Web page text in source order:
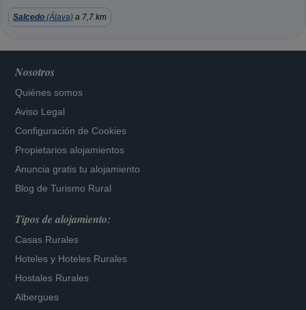
Salcedo (Álava) a 7,7 km
Nosotros
Quiénes somos
Aviso Legal
Configuración de Cookies
Propietarios alojamientos
Anuncia gratis tu alojamiento
Blog de Turismo Rural
Tipos de alojamiento:
Casas Rurales
Hoteles y Hoteles Rurales
Hostales Rurales
Albergues